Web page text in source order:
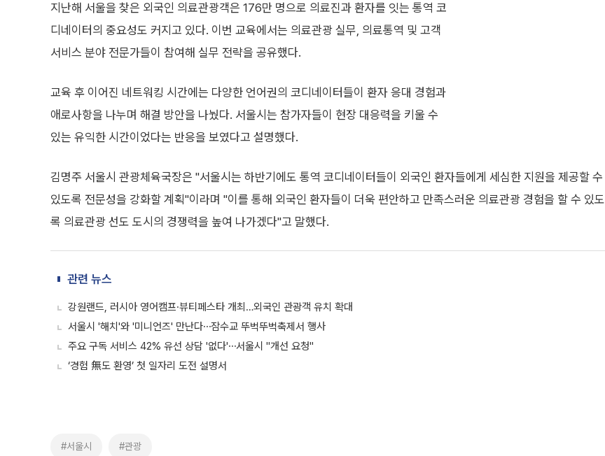
지난해 서울을 찾은 외국인 의료관광객은 176만 명으로 의료진과 환자를 잇는 통역 코
디네이터의 중요성도 커지고 있다. 이번 교육에서는 의료관광 실무, 의료통역 및 고객
서비스 분야 전문가들이 참여해 실무 전략을 공유했다.
교육 후 이어진 네트워킹 시간에는 다양한 언어권의 코디네이터들이 환자 응대 경험과
애로사항을 나누며 해결 방안을 나눴다. 서울시는 참가자들이 현장 대응력을 키울 수
있는 유익한 시간이었다는 반응을 보였다고 설명했다.
김명주 서울시 관광체육국장은 "서울시는 하반기에도 통역 코디네이터들이 외국인 환자들에게 세심한 지원을 제공할 수
있도록 전문성을 강화할 계획"이라며 "이를 통해 외국인 환자들이 더욱 편안하고 만족스러운 의료관광 경험을 할 수 있도
록 의료관광 선도 도시의 경쟁력을 높여 나가겠다"고 말했다.
관련 뉴스
강원랜드, 러시아 영어캠프·뷰티페스타 개최…외국인 관광객 유치 확대
서울시 '해치'와 '미니언즈' 만난다⋯잠수교 뚜벅뚜벅축제서 행사
주요 구독 서비스 42% 유선 상담 '없다'⋯서울시 "개선 요청"
‘경험 無도 환영’ 첫 일자리 도전 설명서
#서울시 #관광